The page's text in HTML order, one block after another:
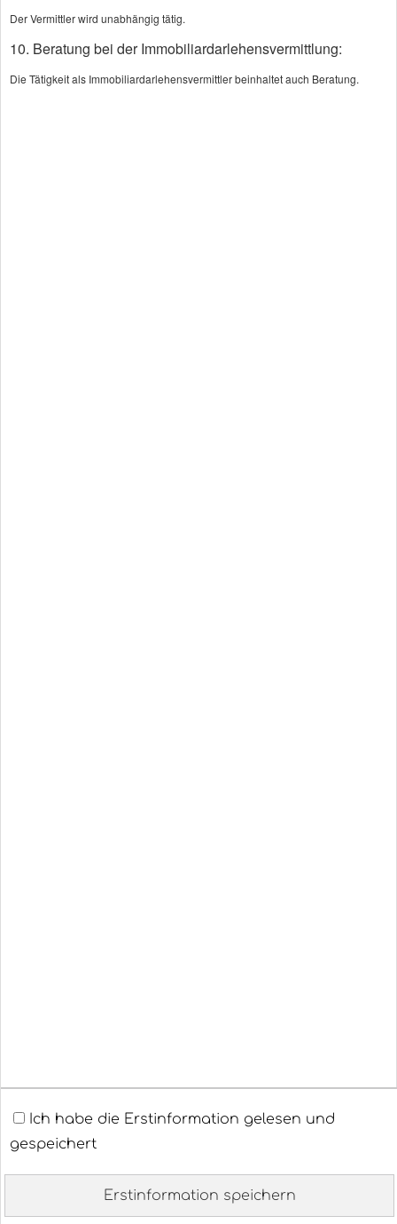
Cookies
Der Vermittler wird unabhängig tätig.
10. Beratung bei der Immobiliardarlehensvermittlung:
Die Tätigkeit als Immobiliardarlehensvermittler beinhaltet auch Beratung.
Ich habe die Erstinformation gelesen und
gespeichert
Erstinformation speichern